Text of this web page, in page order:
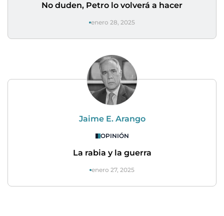
No duden, Petro lo volverá a hacer
enero 28, 2025
Jaime E. Arango
OPINIÓN
La rabia y la guerra
enero 27, 2025